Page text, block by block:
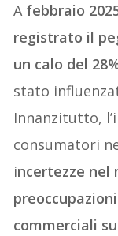
A febbraio
registrato il
un calo del
stato
Innanzitutto,
consumatori
incertezze nel
commerciali